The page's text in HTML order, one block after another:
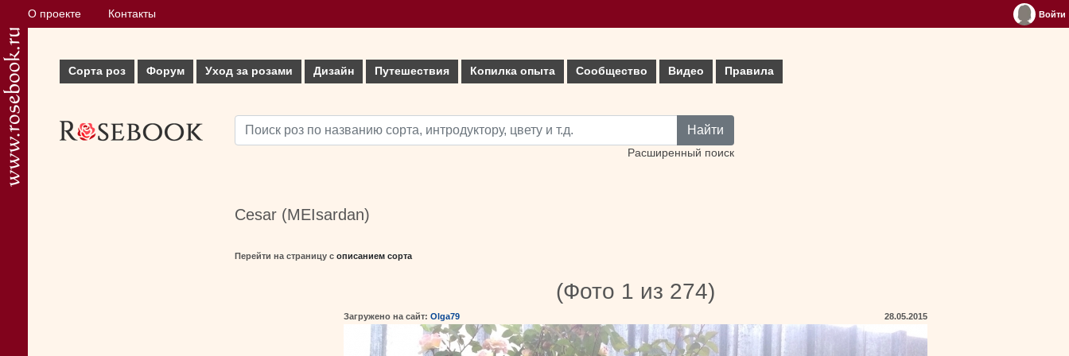
О проекте Контакты Войти
Сорта роз Форум Уход за розами Дизайн Путешествия Копилка опыта Сообщество Видео Правила
Найти
Расширенный поиск
Cesar (MEIsardan)
Перейти на страницу с описанием сорта
(Фото 1 из 274)
Загружено на сайт: Olga79 28.05.2015